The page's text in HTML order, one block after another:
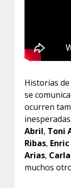
Historias
se
ocurren
Abril, Toni
Ribas,
Arias,
muchos